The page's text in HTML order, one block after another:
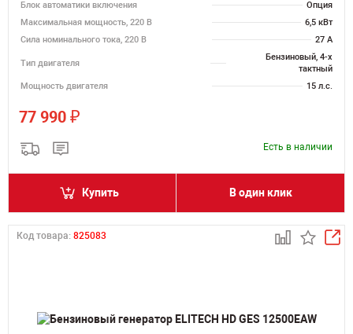
Блок автоматики включения
Опция
Максимальная мощность, 220 В
6,5 кВт
Сила номинального тока, 220 В
27 А
Тип двигателя
Бензиновый, 4-х
тактный
Мощность двигателя
15 л.с.
77 990 ₽
Есть в наличии
Купить В один клик
Код товара: 825083